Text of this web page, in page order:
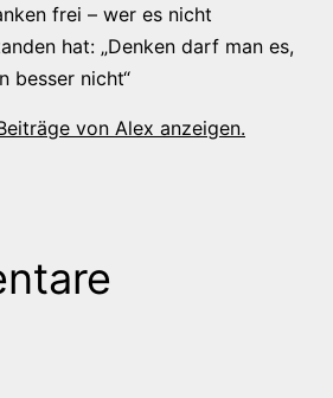
frei – wer es nicht
hat: „Denken darf man es,
besser nicht“
von Alex anzeigen.